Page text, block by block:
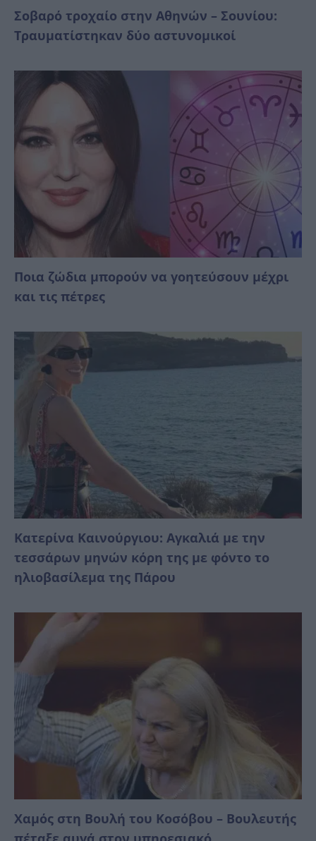
Σοβαρό τροχαίο στην Αθηνών – Σουνίου:
Τραυματίστηκαν δύο αστυνομικοί
Ποια ζώδια μπορούν να γοητεύσουν μέχρι
και τις πέτρες
Κατερίνα Καινούργιου: Αγκαλιά με την
τεσσάρων μηνών κόρη της με φόντο το
ηλιοβασίλεμα της Πάρου
Χαμός στη Βουλή του Κοσόβου – Βουλευτής